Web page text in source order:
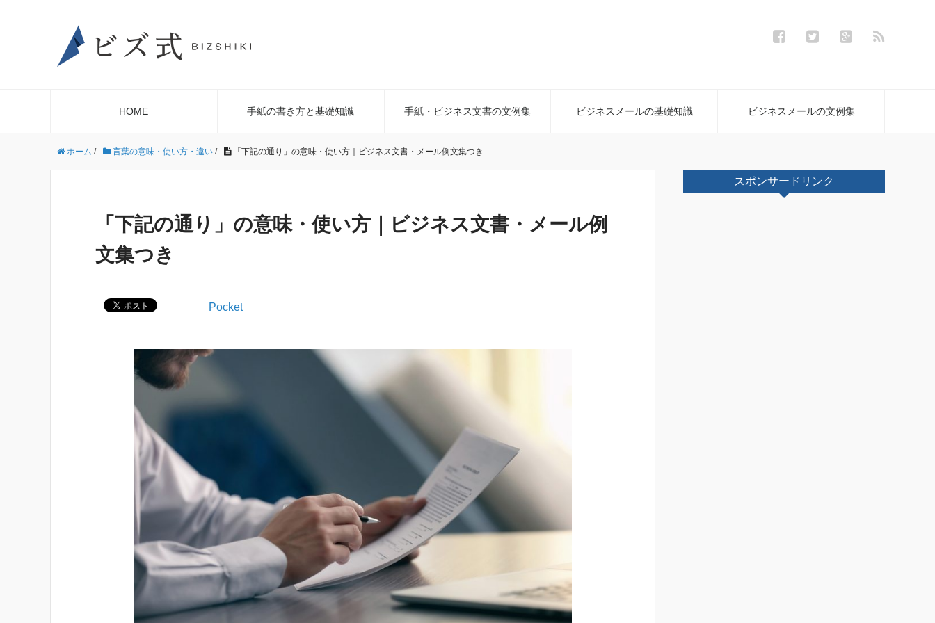
HOME 手紙の書き方と基礎知識 手紙・ビジネス文書の文例集 ビジネスメールの基礎知識 ビジネスメールの文例集
ホーム / 言葉の意味・使い方・違い / 「下記の通り」の意味・使い方｜ビジネス文書・メール例文集つき
「下記の通り」の意味・使い方｜ビジネス文書・メール例
文集つき
Pocket
スポンサードリンク